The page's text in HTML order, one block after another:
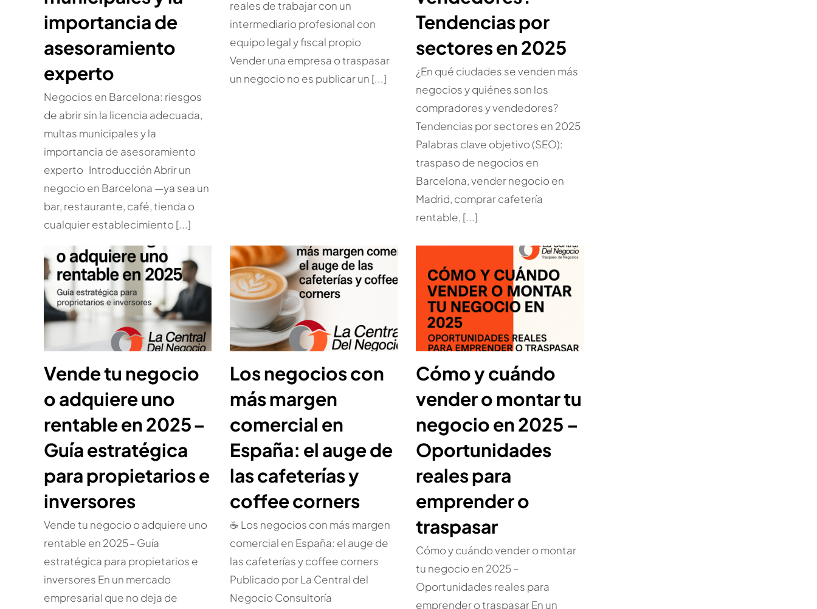
importancia de
asesoramiento
experto
Negocios en Barcelona: riesgos
de abrir sin la licencia adecuada,
multas municipales y la
importancia de asesoramiento
experto Introducción Abrir un
negocio en Barcelona —ya sea un
bar, restaurante, café, tienda o
cualquier establecimiento [...]
reales de trabajar con un
intermediario profesional con
equipo legal y fiscal propio
Vender una empresa o traspasar
un negocio no es publicar un [...]
Tendencias por
sectores en 2025
¿En qué ciudades se venden más
negocios y quiénes son los
compradores y vendedores?
Tendencias por sectores en 2025
Palabras clave objetivo (SEO):
traspaso de negocios en
Barcelona, vender negocio en
Madrid, comprar cafetería
rentable, [...]
Vende tu negocio
o adquiere uno
rentable en 2025 –
Guía estratégica
para propietarios e
inversores
Vende tu negocio o adquiere uno
rentable en 2025 – Guía
estratégica para propietarios e
inversores En un mercado
empresarial que no deja de
Los negocios con
más margen
comercial en
España: el auge de
las cafeterías y
coffee corners
☕ Los negocios con más margen
comercial en España: el auge de
las cafeterías y coffee corners
Publicado por La Central del
Negocio Consultoría
Cómo y cuándo
vender o montar tu
negocio en 2025 –
Oportunidades
reales para
emprender o
traspasar
Cómo y cuándo vender o montar
tu negocio en 2025 –
Oportunidades reales para
emprender o traspasar En un